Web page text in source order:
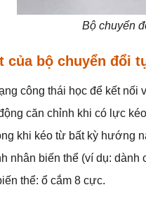
Bộ chuyển
của bộ chuyển đổi
công thái học để kết nối
căn chỉnh khi có lực
khi kéo từ bất kỳ hướng
nhân biến thể (ví dụ:
thể: ổ cắm 8 cực.